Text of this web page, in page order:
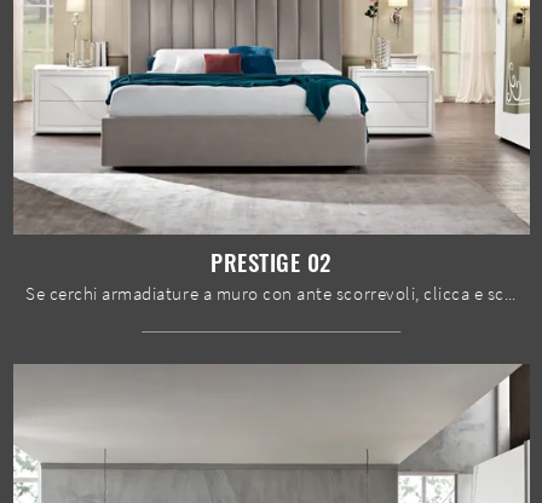
PRESTIGE 02
Se cerchi armadiature a muro con ante scorrevoli, clicca e scopri l'armadio Prestige 02 di Spar in legno laccato.